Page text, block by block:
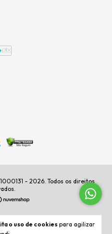
o uso de cookies para agilizar
- 2026. Todos os direitos